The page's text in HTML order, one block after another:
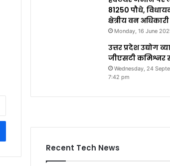
81250 पौधे,
क्षेत्रीय वन अधिकारी
Monday, 16 June
उत्तर प्रदेश उद्योग
जीएसटी
Wednesday, 24
7:42 pm
Recent Tech News